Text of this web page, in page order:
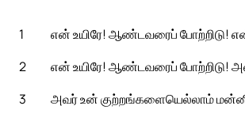
1
என் உயிரே! ஆண்டவரைப் போற்றிடு! என்
2
என் உயிரே! ஆண்டவரைப் போற்றிடு!
3
அவர் உன் குற்றங்களையெல்லாம்